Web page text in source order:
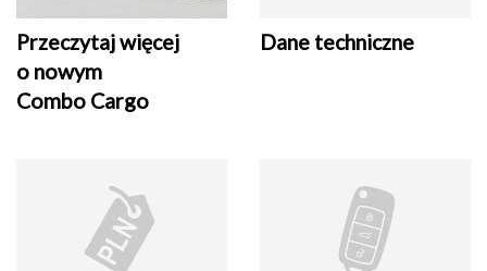
Przeczytaj więcej
o nowym
Combo Cargo
Dane techniczne